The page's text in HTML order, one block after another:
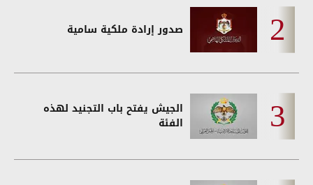
صدور إرادة ملكية سامية
الجيش يفتح باب التجنيد لهذه
الفئة